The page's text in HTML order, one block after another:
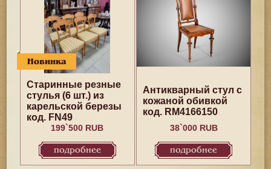
Новинка
Старинные резные
стулья (6 шт.) из
карельской березы
код. FN49
199`500 RUB
подробнее
Антикварный стул с
кожаной обивкой
код. RM4166150
38`000 RUB
подробнее